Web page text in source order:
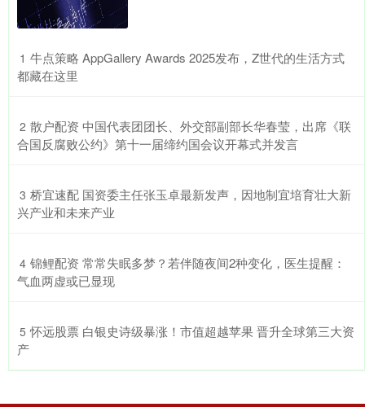
1 ​牛点策略 AppGallery Awards 2025发布，Z世代的生活方式
都藏在这里
2 ​散户配资 中国代表团团长、外交部副部长华春莹，出席《联
合国反腐败公约》第十一届缔约国会议开幕式并发言
3 ​桥宜速配 国资委主任张玉卓最新发声，因地制宜培育壮大新
兴产业和未来产业
4 ​锦鲤配资 常常失眠多梦？若伴随夜间2种变化，医生提醒：
气血两虚或已显现
5 ​怀远股票 白银史诗级暴涨！市值超越苹果 晋升全球第三大资
产